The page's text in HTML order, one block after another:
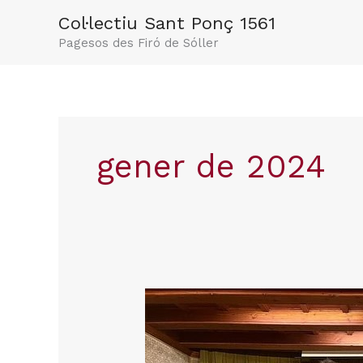
Col·lectiu Sant Ponç 1561
Pagesos des Firó de Sóller
gener de 2024
Presentació
dels
candidats